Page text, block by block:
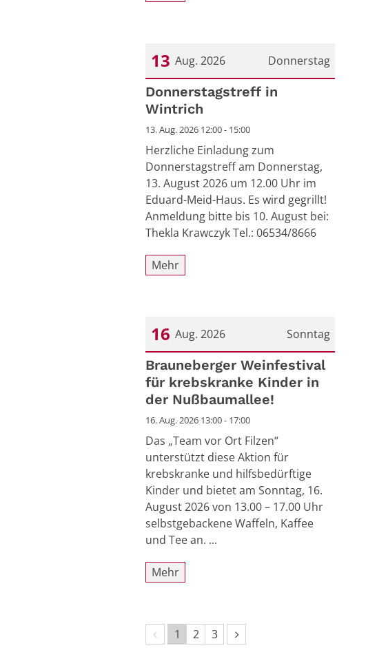
Donnerstag
13 Aug. 2026
Datum: 13. August 2026
Donnerstagstreff in
Wintrich
13. Aug. 2026 12:00 - 15:00
Herzliche Einladung zum
Donnerstagstreff am Donnerstag,
13. August 2026 um 12.00 Uhr im
Eduard-Meid-Haus. Es wird gegrillt!
Anmeldung bitte bis 10. August bei:
Thekla Krawczyk Tel.: 06534/8666
Mehr
Sonntag
16 Aug. 2026
Datum: 16. August 2026
Brauneberger Weinfestival
für krebskranke Kinder in
der Nußbaumallee!
16. Aug. 2026 13:00 - 17:00
Das „Team vor Ort Filzen“
unterstützt diese Aktion für
krebskranke und hilfsbedürftige
Kinder und bietet am Sonntag, 16.
August 2026 von 13.00 – 17.00 Uhr
selbstgebackene Waffeln, Kaffee
und Tee an. ...
Mehr
Vorherige Seite
1 2 3 Nächste Seite